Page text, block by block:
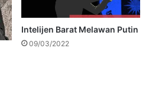
Intelijen Barat Melawan Putin
09/03/2022